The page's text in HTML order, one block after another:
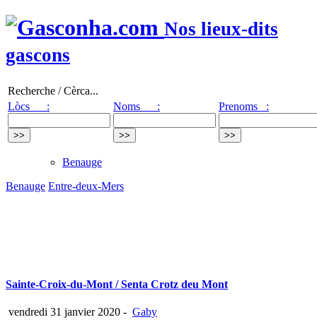
Nos lieux-dits
gascons
Recherche / Cèrca...
Lòcs :
Noms : Prenoms :
Benauge
Benauge Entre-deux-Mers
Sainte-Croix-du-Mont / Senta Crotz deu Mont
vendredi 31 janvier 2020 - Gaby